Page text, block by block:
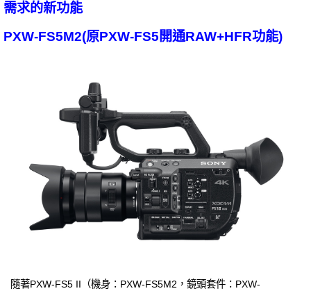
需求的新功能
PXW-FS5M2(原PXW-FS5開通RAW+HFR功能)
隨著PXW-FS5 II（機身：PXW-FS5M2，鏡頭套件：PXW-